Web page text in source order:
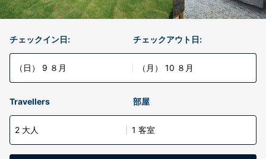
チェックイン日:
（日） 9 ８月
チェックアウト日:
（月） 10 ８月
Travellers 部屋
2 大人 1 客室